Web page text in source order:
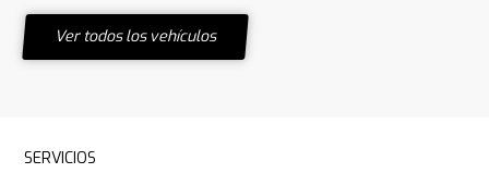
Ver todos los vehículos
SERVICIOS